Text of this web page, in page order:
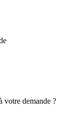
votre demande ?